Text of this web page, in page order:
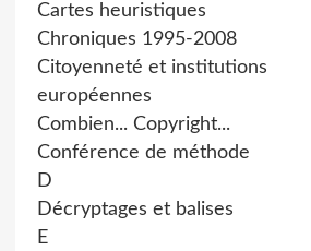
Cartes heuristiques
Chroniques 1995-2008
Citoyenneté et institutions
européennes
Combien... Copyright...
Conférence de méthode
D
Décryptages et balises
E